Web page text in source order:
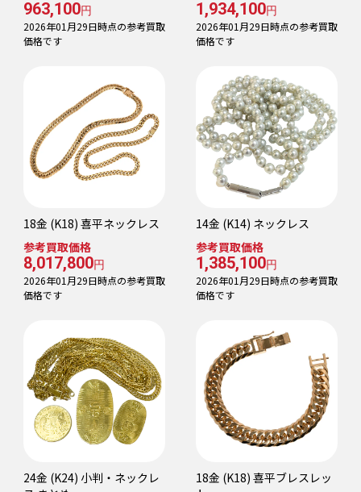
963,100円
2026年01月29日時点の参考買取
価格です
1,934,100円
2026年01月29日時点の参考買取
価格です
18金 (K18) 喜平ネックレス
参考買取価格
8,017,800円
2026年01月29日時点の参考買取
価格です
14金 (K14) ネックレス
参考買取価格
1,385,100円
2026年01月29日時点の参考買取
価格です
24金 (K24) 小判・ネックレ
18金 (K18) 喜平ブレスレッ